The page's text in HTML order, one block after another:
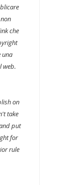
che
una
web.
on
take
put
for
rule